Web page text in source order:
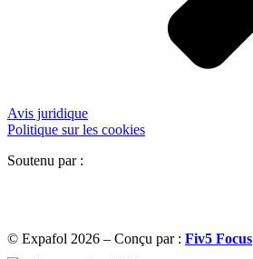
Avis juridique
Politique sur les cookies
Soutenu par :
© Expafol 2026 – Conçu par : Fiv5 Focus